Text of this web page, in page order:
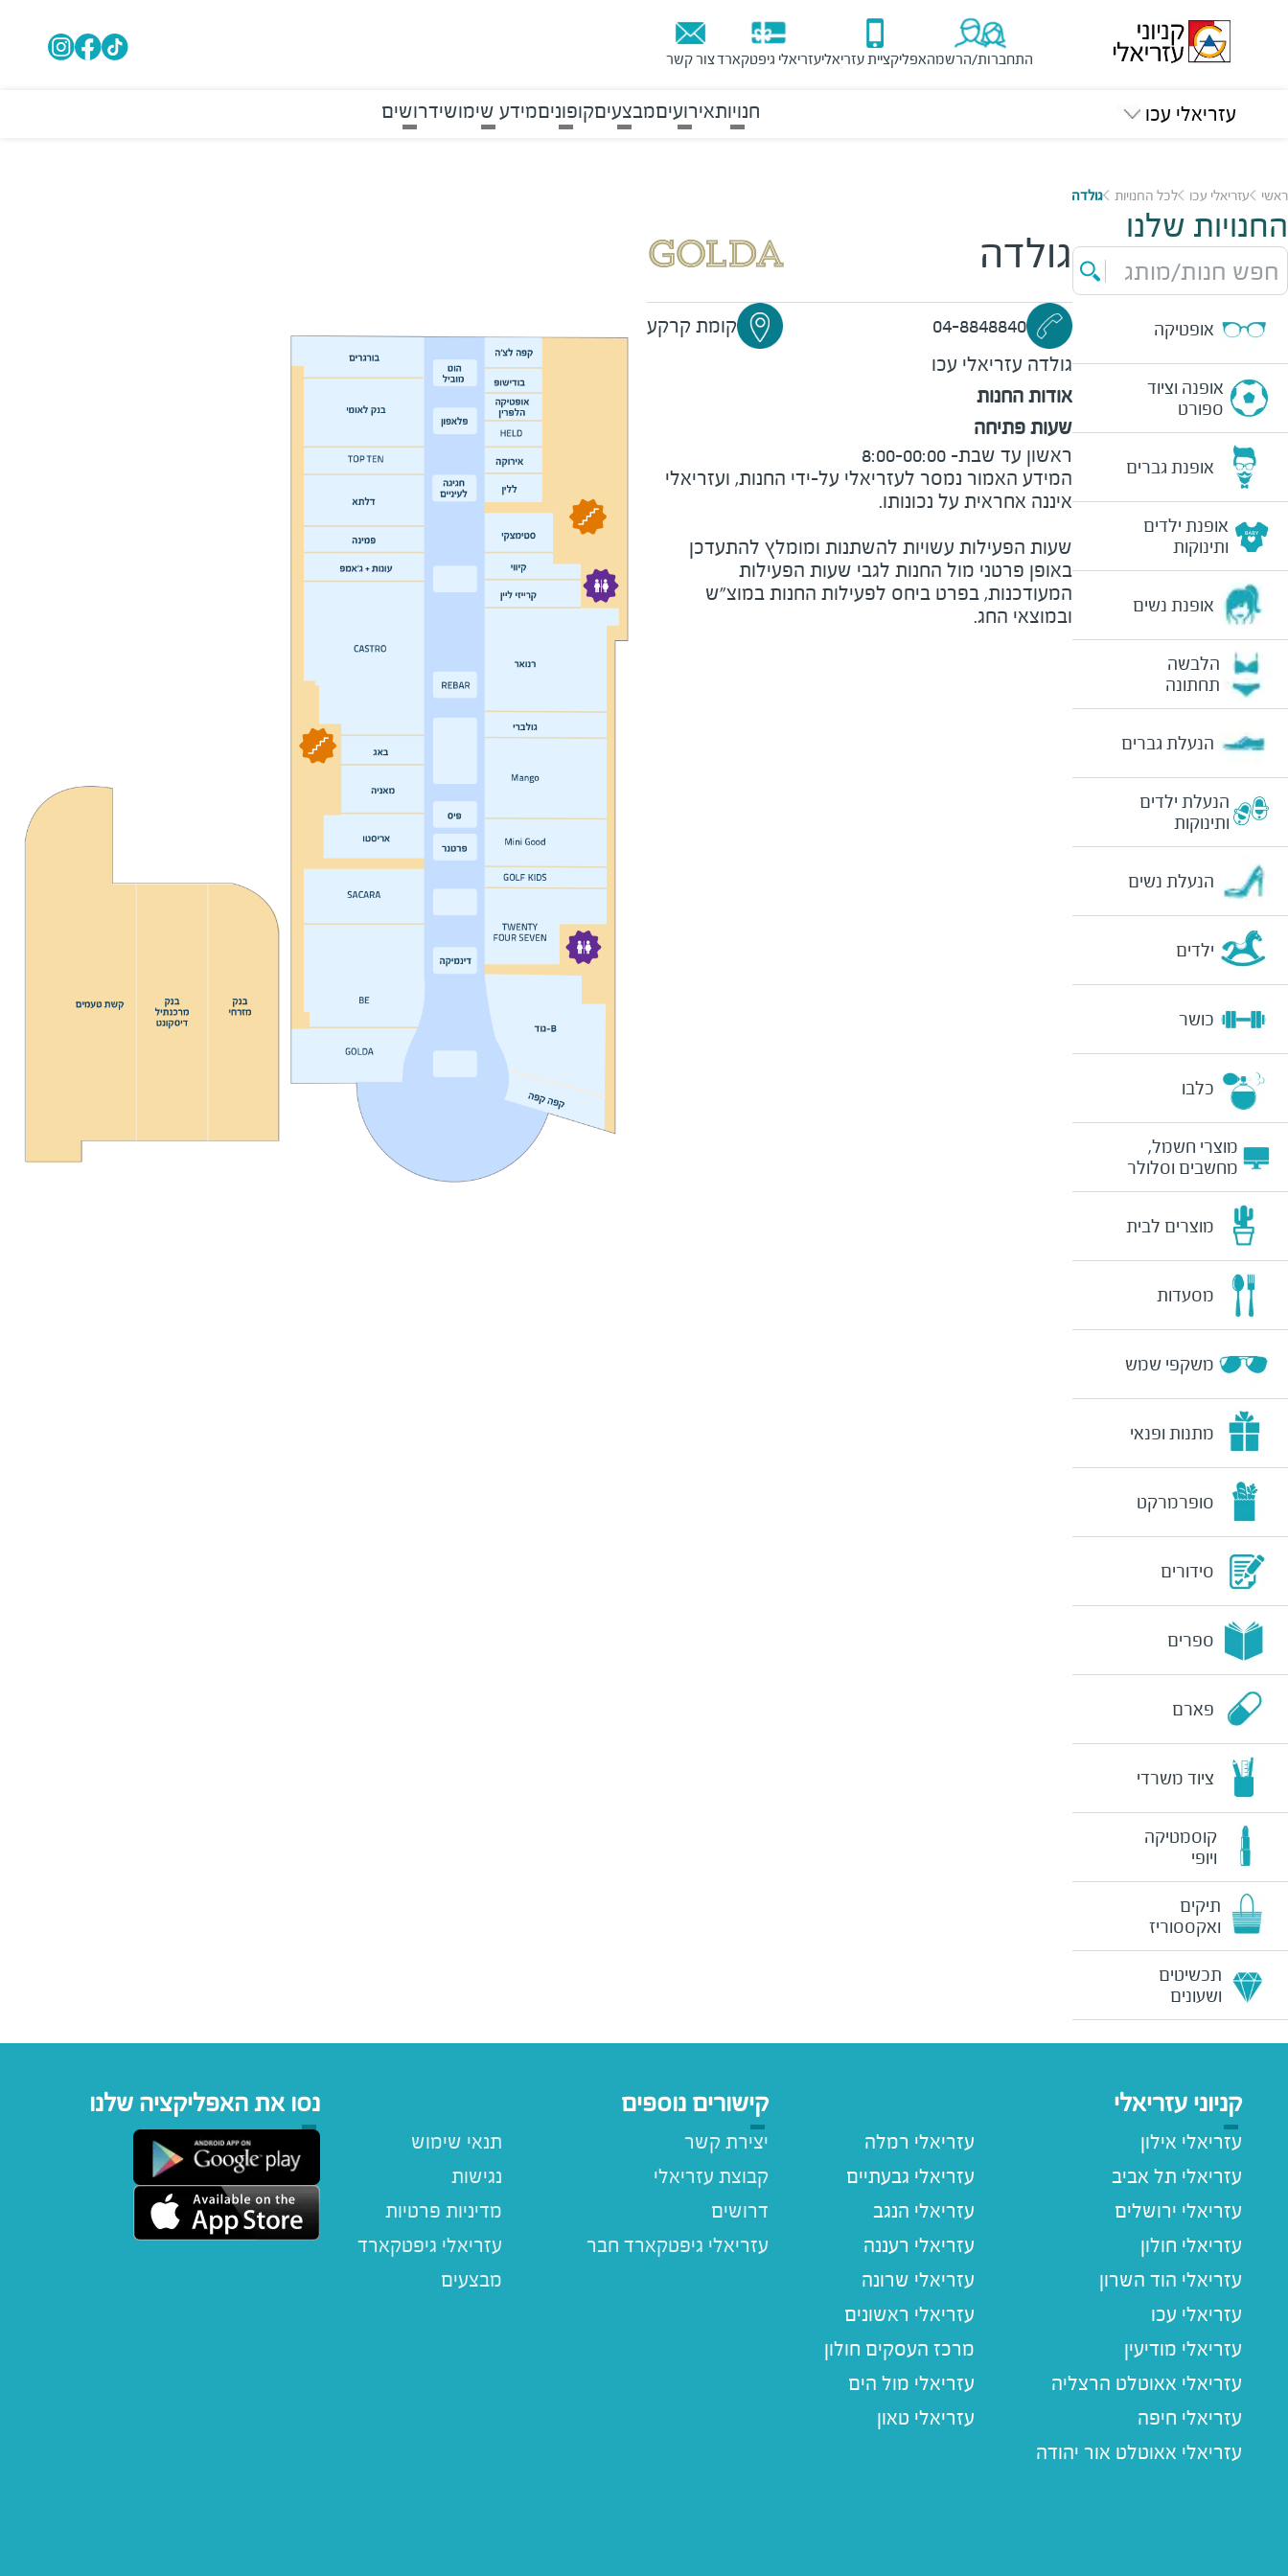
התחברות/הרשמהאפליקציית עזריאליעזריאלי גיפטקארדצור קשר
עזריאלי עכו חנויותאירועיםמבצעיםקופוניםמידע שימושידרושים
ראשי עזריאלי עכו לכל החנויות גולדה
החנויות שלנו
חפש חנות/מותג
אופטיקה
אופנה וציוד
ספורט
אופנת גברים
אופנת ילדים
ותינוקות
אופנת נשים
הלבשה
תחתונה
הנעלת גברים
הנעלת ילדים
ותינוקות
הנעלת נשים
ילדים
כושר
כלבו
מוצרי חשמל,
מחשבים וסלולר
מוצרים לבית
מסעדות
משקפי שמש
מתנות ופנאי
סופרמרקט
סידורים
ספרים
פארם
ציוד משרדי
קוסמטיקה
ויופי
תיקים
ואקססוריז
תכשיטים
ושעונים
גולדה
04-8848840
קומת קרקע
גולדה עזריאלי עכו
אודות החנות
שעות פתיחה
ראשון עד שבת- 8:00-00:00
המידע האמור נמסר לעזריאלי על-ידי החנות, ועזריאלי
שעות הפעילות עשויות להשתנות ומומלץ להתעדכן
באופן פרטני מול החנות לגבי שעות הפעילות
המעודכנות, בפרט ביחס לפעילות החנות במוצ"ש
ובמוצאי החג.
קניוני עזריאלי
עזריאלי אילון
עזריאלי תל אביב
עזריאלי ירושלים
עזריאלי חולון
עזריאלי הוד השרון
עזריאלי עכו
עזריאלי מודיעין
עזריאלי אאוטלט הרצליה
עזריאלי חיפה
עזריאלי אאוטלט אור יהודה
עזריאלי רמלה
עזריאלי גבעתיים
עזריאלי הנגב
עזריאלי רעננה
עזריאלי שרונה
עזריאלי ראשונים
מרכז העסקים חולון
עזריאלי מול הים
עזריאלי טאון
קישורים נוספים
תנאי שימוש
נגישות
מדיניות פרטיות
עזריאלי גיפטקארד
מבצעים
יצירת קשר
קבוצת עזריאלי
דרושים
נסו את האפליקציה שלנו